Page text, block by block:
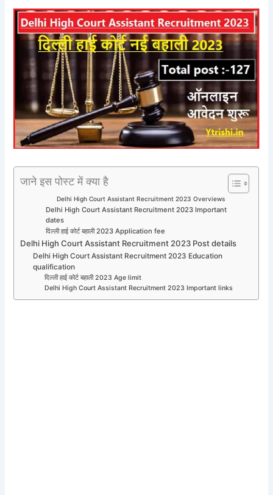
जाने इस पोस्ट में क्या है
Delhi High Court Assistant Recruitment 2023 Overviews
Delhi High Court Assistant Recruitment 2023 Important
dates
दिल्ली हाई कोर्ट बहाली 2023 Application fee
Delhi High Court Assistant Recruitment 2023 Post details
Delhi High Court Assistant Recruitment 2023 Education
qualification
दिल्ली हाई कोर्ट बहाली 2023 Age limit
Delhi High Court Assistant Recruitment 2023 Important links